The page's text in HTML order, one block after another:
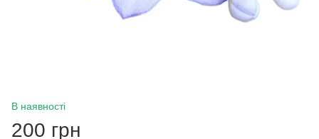
В наявності
200 грн